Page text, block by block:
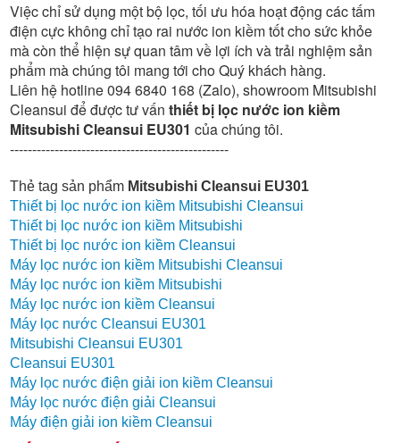
Việc chỉ sử dụng một bộ lọc, tối ưu hóa hoạt động các tấm
điện cực không chỉ tạo rai nước ion kiềm tốt cho sức khỏe
mà còn thể hiện sự quan tâm về lợi ích và trải nghiệm sản
phẩm mà chúng tôi mang tới cho Quý khách hàng.
Liên hệ hotline 094 6840 168 (Zalo), showroom Mitsubishi
Cleansui để được tư vấn thiết bị lọc nước ion kiềm
Mitsubishi Cleansui EU301của chúng tôi.
-------------------------------------------------
Thẻ tag sản phẩm Mitsubishi Cleansui EU301
Thiết bị lọc nước ion kiềm Mitsubishi Cleansui
Thiết bị lọc nước ion kiềm Mitsubishi
Thiết bị lọc nước ion kiềm Cleansui
Máy lọc nước ion kiềm Mitsubishi Cleansui
Máy lọc nước ion kiềm Mitsubishi
Máy lọc nước ion kiềm Cleansui
Máy lọc nước Cleansui EU301
Mitsubishi Cleansui EU301
Cleansui EU301
Máy lọc nước điện giải ion kiềm Cleansui
Máy lọc nước điện giải Cleansui
Máy điện giải ion kiềm Cleansui